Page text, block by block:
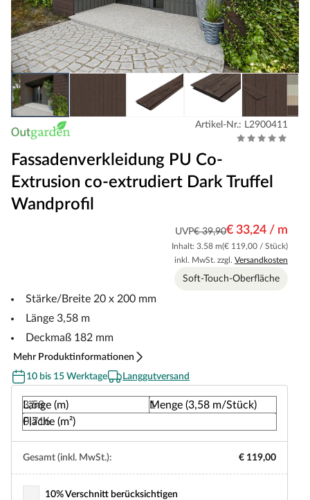
Artikel-Nr.: L2900411
Fassadenverkleidung PU Co-
Extrusion co-extrudiert Dark Truffel
Wandprofil
UVP€ 39,90€ 33,24 / m
Inhalt: 3.58 m(€ 119,00 / Stück)
inkl. MwSt. zzgl. Versandkosten
Soft-Touch-Oberfläche
Stärke/Breite 20 x 200 mm
Länge 3,58 m
Deckmaß 182 mm
Mehr Produktinformationen
10 bis 15 Werktage
Langgutversand
Länge (m)
Menge (3,58 m/Stück)
Fläche (m²)
Gesamt (inkl. MwSt.): € 119,00
10% Verschnitt berücksichtigen